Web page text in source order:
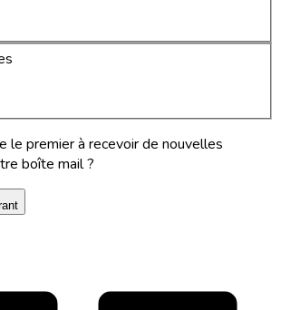
le premier à recevoir de nouvelles
boîte mail ?